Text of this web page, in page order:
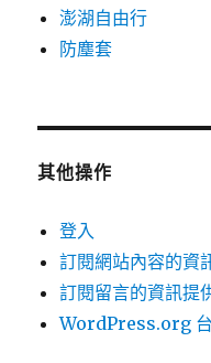
澎湖自由行
防塵套
其他操作
登入
訂閱網站內容的資
訂閱留言的資訊提
WordPress.org